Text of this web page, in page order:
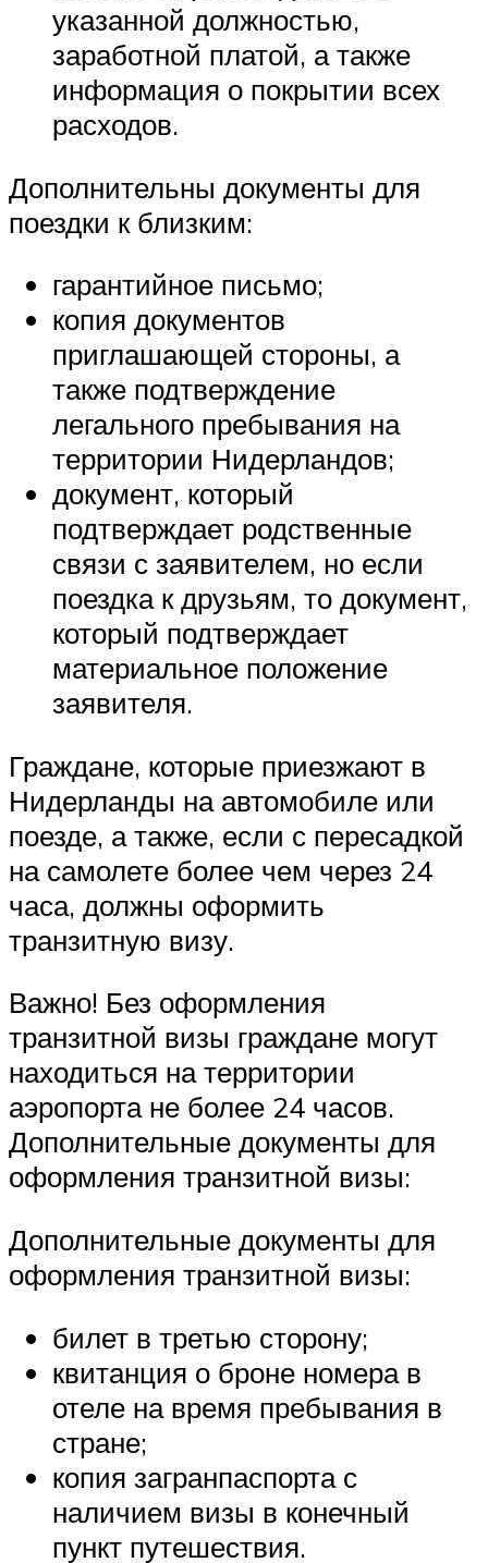
указанной должностью,
заработной платой, а также
информация о покрытии всех
расходов.
Дополнительны документы для
поездки к близким:
гарантийное письмо;
копия документов
приглашающей стороны, а
также подтверждение
легального пребывания на
территории Нидерландов;
документ, который
подтверждает родственные
связи с заявителем, но если
поездка к друзьям, то документ,
который подтверждает
материальное положение
заявителя.
Граждане, которые приезжают в
Нидерланды на автомобиле или
поезде, а также, если с пересадкой
на самолете более чем через 24
часа, должны оформить
транзитную визу.
Важно! Без оформления
транзитной визы граждане могут
находиться на территории
аэропорта не более 24 часов.
Дополнительные документы для
оформления транзитной визы:
Дополнительные документы для
оформления транзитной визы:
билет в третью сторону;
квитанция о броне номера в
отеле на время пребывания в
стране;
копия загранпаспорта с
наличием визы в конечный
пункт путешествия.